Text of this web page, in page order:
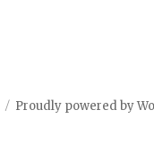
Proudly powered by